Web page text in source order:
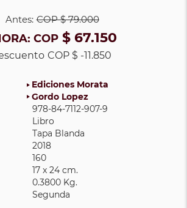
Antes: COP$ 79.000
COP $ 67.150
COP $ -11.850
Ediciones Morata
Gordo Lopez
978-84-7112-907-9
Libro
Tapa Blanda
2018
160
17 x 24 cm.
0.3800 Kg.
Segunda